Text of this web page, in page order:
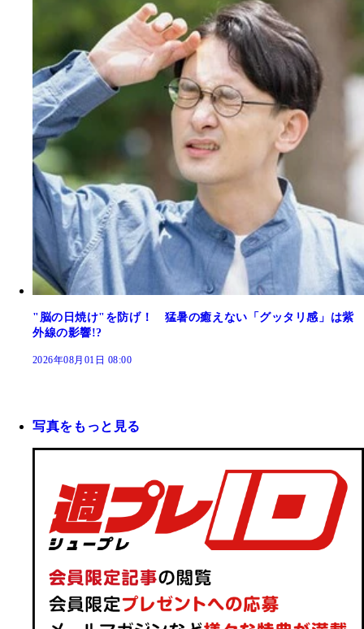
"脳の日焼け"を防げ！ 猛暑の癒えない「グッタリ感」は紫
外線の影響!?
2026年08月01日 08:00
写真をもっと見る